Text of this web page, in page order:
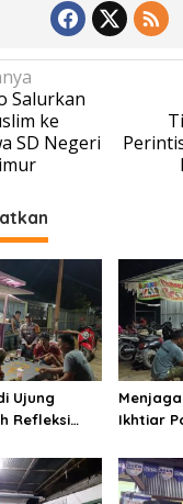
Salurkan
ke
SD Negeri
Ujung
Refleksi
Ikhtiar